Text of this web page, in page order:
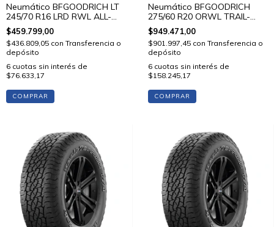
Neumático BFGOODRICH LT
245/70 R16 LRD RWL ALL-
TERRAIN T/A KO3 113/110 S
STD
$459.799,00
$436.809,05 con Transferencia o
depósito
6 cuotas sin interés de
$76.633,17
COMPRAR
Neumático BFGOODRICH
275/60 R20 ORWL TRAIL-
TERRAIN T/A 115 T STD
$949.471,00
$901.997,45 con Transferencia o
depósito
6 cuotas sin interés de
$158.245,17
COMPRAR